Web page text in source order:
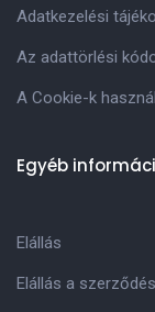
Adatkezelési
Az adattörlési
A Cookie-k
Egyéb
Elállás
Elállás a